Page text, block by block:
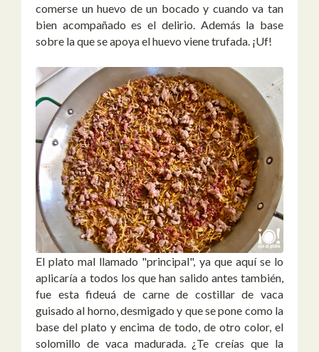
comerse un huevo de un bocado y cuando va tan
bien acompañado es el delirio. Además la base
sobre la que se apoya el huevo viene trufada. ¡Uf!
El plato mal llamado "principal", ya que aquí se lo
aplicaría a todos los que han salido antes también,
fue esta fideuá de carne de costillar de vaca
guisado al horno, desmigado y que se pone como la
base del plato y encima de todo, de otro color, el
solomillo de vaca madurada. ¿Te creías que la